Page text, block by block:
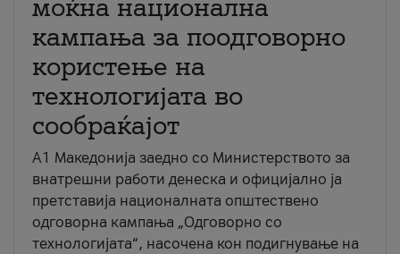
моќна национална
кампања за поодговорно
користење на
технологијата во
сообраќајот
A1 Македонија заедно со Министерството за
внатрешни работи денеска и официјално ја
претставија националната општествено
одговорна кампања „Одговорно со
технологијата“, насочена кон подигнување на